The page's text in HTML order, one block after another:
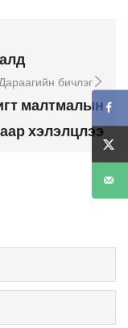
бичлэг
малтмалын
хэлэлцлээ